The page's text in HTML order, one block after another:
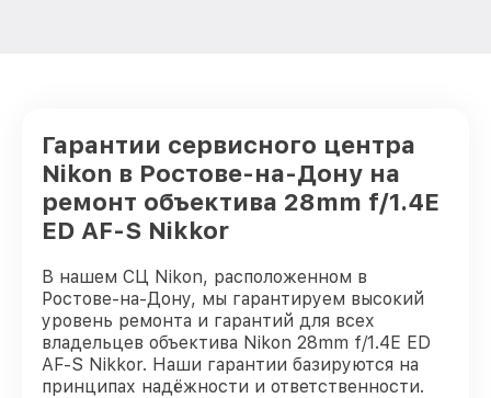
Гарантии сервисного центра
Nikon в Ростове-на-Дону на
ремонт объектива 28mm f/1.4E
ED AF-S Nikkor
В нашем СЦ Nikon, расположенном в
Ростове-на-Дону, мы гарантируем высокий
уровень ремонта и гарантий для всех
владельцев объектива Nikon 28mm f/1.4E ED
AF-S Nikkor. Наши гарантии базируются на
принципах надёжности и ответственности.